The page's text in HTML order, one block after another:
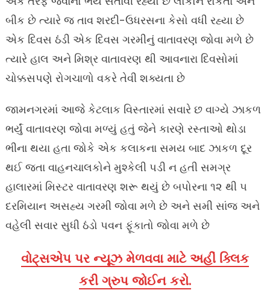
બીક છે ત્યારે જ તાવ શરદી-ઉધરસના કેસો વધી રહ્યા છે
એક દિવસ ઠંડી એક દિવસ ગરમીનું વાતાવરણ જોવા મળે છે
ત્યારે હાલ અને મિશ્ર વાતાવરણ થી આવનારા દિવસોમાં
ચોક્કસપણે રોગચાળો વકરે તેવી શક્યતા છે
જામનગરમાં આજે કેટલાક વિસ્તારમાં સવારે છ વાગ્યે ઝાકળ
ભર્યું વાતાવરણ જોવા મળ્યું હતું જેને કારણે રસ્તાઓ થોડા
ભીના થયા હતા જોકે એક કલાકના સમય બાદ ઝાકળ દૂર
થઈ જતા વાહનચાલકોને મુશ્કેલી પડી ન હતી સમગ્ર
હાલારમાં મિસ્ટર વાતાવરણ શરૂ થયું છે બપોરના ૧૨ થી ૫
દરમિયાન અસહ્ય ગરમી જોવા મળે છે અને સમી સાંજ અને
વહેલી સવાર સુધી ઠંડો પવન ફૂંકાતો જોવા મળે છે
વોટ્સએપ પર ન્યૂઝ મેળવવા માટે અહીં ક્લિક
કરી ગ્રુપ જોઈન કરો.